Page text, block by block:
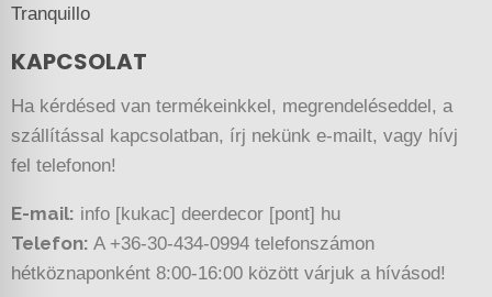
Tranquillo
KAPCSOLAT
Ha kérdésed van termékeinkkel, megrendeléseddel, a
szállítással kapcsolatban, írj nekünk e-mailt, vagy hívj
fel telefonon!
E-mail: info [kukac] deerdecor [pont] hu
Telefon: A +36-30-434-0994 telefonszámon
hétköznaponként 8:00-16:00 között várjuk a hívásod!